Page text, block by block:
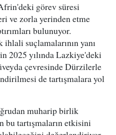
görev süresi
ve zorla yerinden etme
bulunuyor.
suçlamalarının yanı
2025 yılında Lazkiye'deki
çevresinde Dürzilerle
de tartışmalara yol
muharip birlik
bu tartışmaların etkisini